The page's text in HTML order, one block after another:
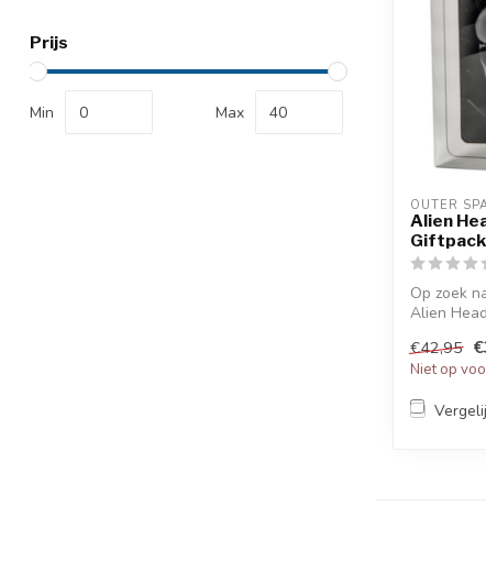
Prijs
Min Max
OUTER
Alien
Op zoek
Alien
€42,95
Niet op